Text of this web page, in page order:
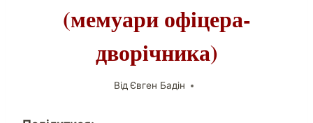
(мемуари офiцера-
дворiчника)
Від Євген Бадін